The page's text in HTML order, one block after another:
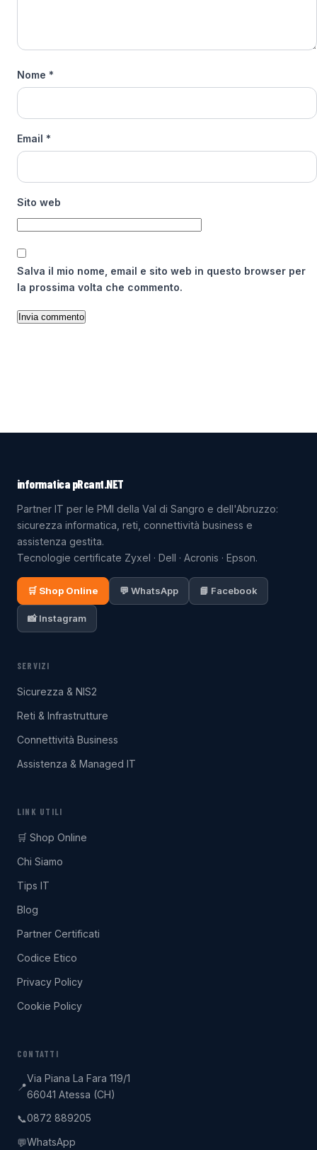
Nome *
Email *
Sito web
Salva il mio nome, email e sito web in questo browser per
la prossima volta che commento.
informatica pRcant.NET
Partner IT per le PMI della Val di Sangro e dell'Abruzzo:
sicurezza informatica, reti, connettività business e
assistenza gestita.
Tecnologie certificate Zyxel · Dell · Acronis · Epson.
🛒 Shop Online 💬 WhatsApp 📘 Facebook
📸 Instagram
SERVIZI
Sicurezza & NIS2
Reti & Infrastrutture
Connettività Business
Assistenza & Managed IT
LINK UTILI
🛒 Shop Online
Chi Siamo
Tips IT
Blog
Partner Certificati
Codice Etico
Privacy Policy
Cookie Policy
CONTATTI
📍
Via Piana La Fara 119/1
66041 Atessa (CH)
📞0872 889205
💬WhatsApp